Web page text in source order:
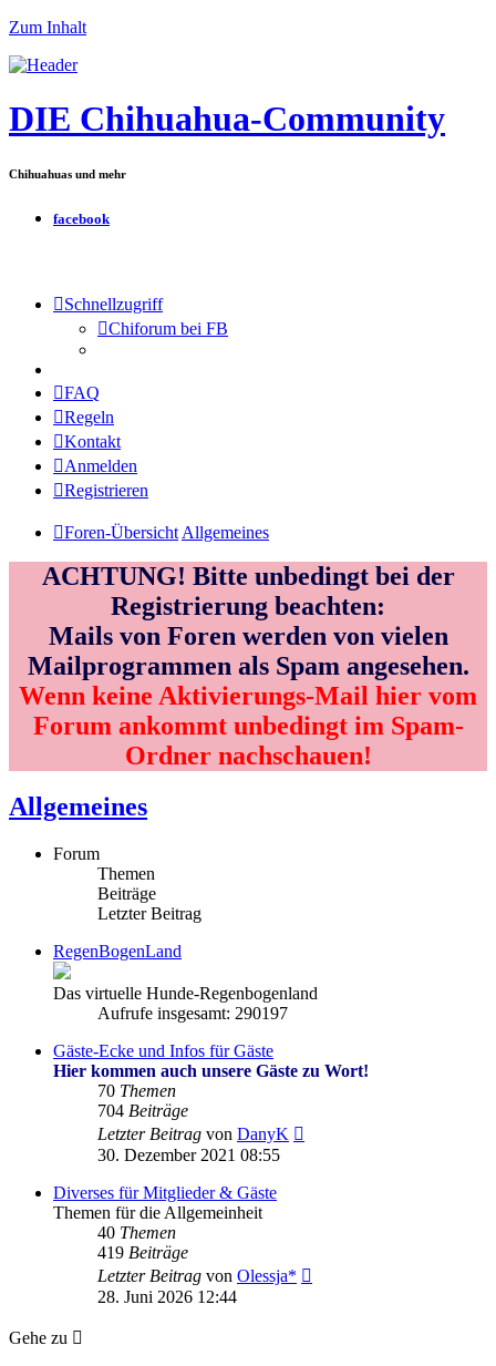
Zum Inhalt
DIE Chihuahua-Community
Chihuahuas und mehr
facebook
Schnellzugriff
Chiforum bei FB
FAQ
Regeln
Kontakt
Anmelden
Registrieren
Foren-Übersicht Allgemeines
ACHTUNG! Bitte unbedingt bei der
Registrierung beachten:
Mails von Foren werden von vielen
Mailprogrammen als Spam angesehen.
Wenn keine Aktivierungs-Mail hier vom
Forum ankommt unbedingt im Spam-
Ordner nachschauen!
Allgemeines
Forum
Themen
Beiträge
Letzter Beitrag
RegenBogenLand
Das virtuelle Hunde-Regenbogenland
Aufrufe insgesamt: 290197
Gäste-Ecke und Infos für Gäste
Hier kommen auch unsere Gäste zu Wort!
70 Themen
704 Beiträge
Letzter Beitrag von DanyK
30. Dezember 2021 08:55
Diverses für Mitglieder & Gäste
Themen für die Allgemeinheit
40 Themen
419 Beiträge
Letzter Beitrag von Olessja*
28. Juni 2026 12:44
Gehe zu